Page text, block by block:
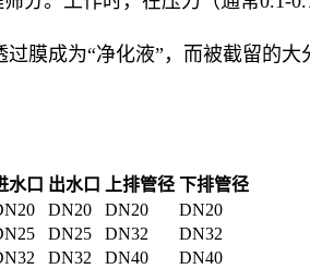
膜成为“净化液”，而被截留的
水口 出水口 上排管径 下排管径
DN20 DN20
DN20
DN25 DN32
DN32
DN32 DN40
DN40